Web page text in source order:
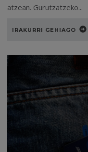
atzean. Gurutzatzeko...
IRAKURRI GEHIAGO